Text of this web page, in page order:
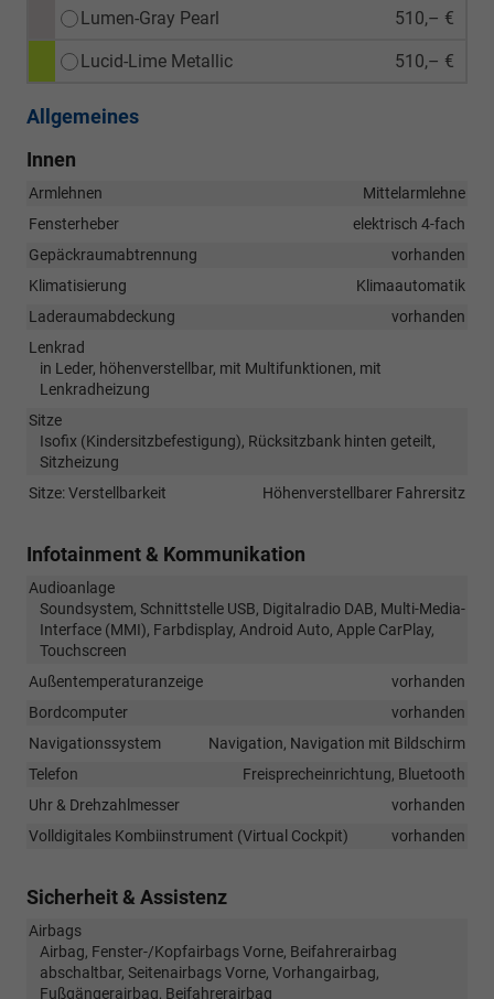
Lumen-Gray Pearl 510,– €
Lucid-Lime Metallic 510,– €
Allgemeines
Innen
Armlehnen
Mittelarmlehne
Fensterheber
elektrisch 4-fach
Gepäckraumabtrennung
vorhanden
Klimatisierung
Klimaautomatik
Laderaumabdeckung
vorhanden
Lenkrad
in Leder, höhenverstellbar, mit Multifunktionen, mit
Lenkradheizung
Sitze
Isofix (Kindersitzbefestigung), Rücksitzbank hinten geteilt,
Sitzheizung
Sitze: Verstellbarkeit
Höhenverstellbarer Fahrersitz
Infotainment & Kommunikation
Audioanlage
Soundsystem, Schnittstelle USB, Digitalradio DAB, Multi-Media-
Interface (MMI), Farbdisplay, Android Auto, Apple CarPlay,
Touchscreen
Außentemperaturanzeige
vorhanden
Bordcomputer
vorhanden
Navigationssystem
Navigation, Navigation mit Bildschirm
Telefon
Freisprecheinrichtung, Bluetooth
Uhr & Drehzahlmesser
vorhanden
Volldigitales Kombiinstrument (Virtual Cockpit)
vorhanden
Sicherheit & Assistenz
Airbags
Airbag, Fenster-/Kopfairbags Vorne, Beifahrerairbag
abschaltbar, Seitenairbags Vorne, Vorhangairbag,
Fußgängerairbag, Beifahrerairbag